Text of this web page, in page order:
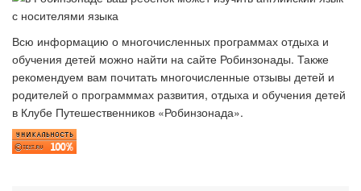
Всю информацию о многочисленных программах отдыха и
обучения детей можно найти на сайте Робинзонады. Также
рекомендуем вам почитать многочисленные отзывы детей и
родителей о программмах развития, отдыха и обучения детей
в Клубе Путешественников «Робинзонада».